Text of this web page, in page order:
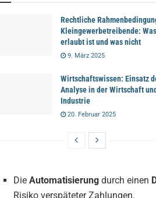
Rechtliche
Kleingewerbetreibende: Was
erlaubt ist und was nicht
9. März 2025
Wirtschaftswissen: Einsatz
Analyse in der Wirtschaft und
Industrie
20. Februar 2025
DieAutomatisierung durch einen
Risiko verspäteter Zahlungen.